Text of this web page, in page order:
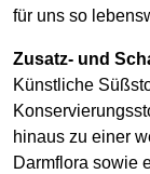
für uns so
Zusatz- und
Künstliche
hinaus zu einer
Darmflora sowie